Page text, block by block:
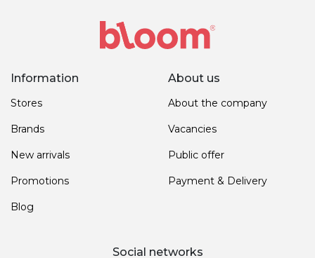
Information
Stores
Brands
New arrivals
Promotions
Blog
About us
About the company
Vacancies
Public offer
Payment & Delivery
Social networks